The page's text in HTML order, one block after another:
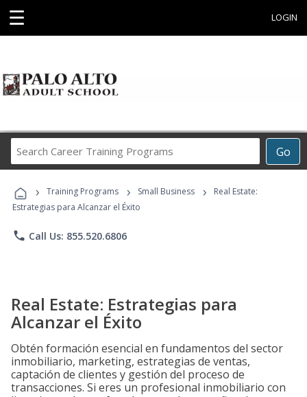
☰ LOGIN
Go
Career
Programs
› Training Programs › Small Business ›
Real Estate:
Estrategias para Alcanzar el Éxito
phone Call Us: 855.520.6806
Real Estate: Estrategias para
Alcanzar el Éxito
Obtén formación esencial en fundamentos del sector
inmobiliario, marketing, estrategias de ventas,
captación de clientes y gestión del proceso de
transacciones. Si eres un profesional inmobiliario con